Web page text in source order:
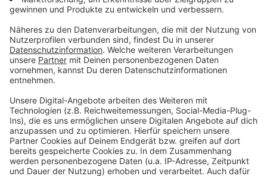
seine Kinder
Anzeige
Anzeige